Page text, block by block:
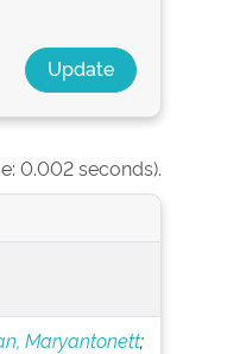
0.002 seconds).
Maryantonett;